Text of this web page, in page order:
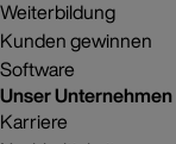
Weiterbildung
Kunden gewinnen
Software
Unser Unternehmen
Karriere